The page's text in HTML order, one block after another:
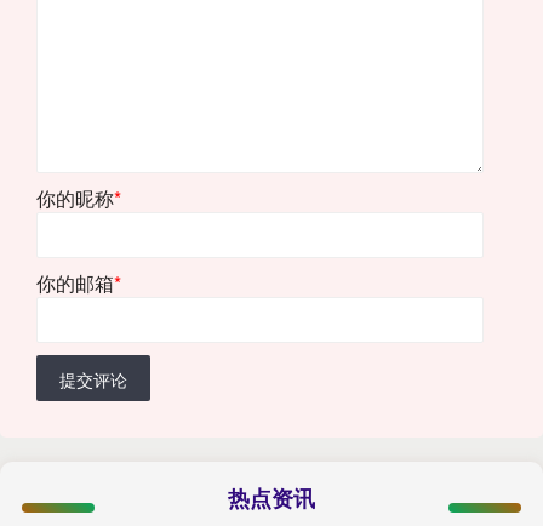
你的昵称*
你的邮箱*
提交评论
热点资讯